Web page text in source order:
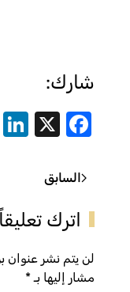
شارك:
X
السابق
اترك تعليقاً
لن يتم نشر عنوان
مشار إليها بـ*